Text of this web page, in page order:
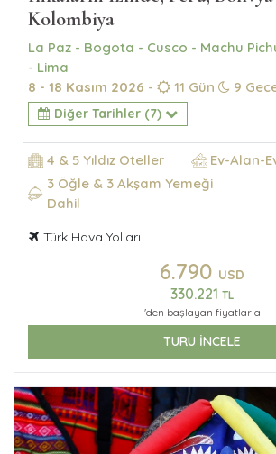
Kolombiya
La Paz - Bogota - Cusco - Machu
- Lima
8 - 18 Kasım 2026 - 11 Gün 9
Diğer Tarihler (7)
4 & 5 Yıldız Oteller
Ev-Alan-
3 Öğle & 3 Akşam Yemeği
Dahil
Türk Hava Yolları
6.790 USD
330.221 TL
'den başlayan fiyatlarla
TURU İNCELE